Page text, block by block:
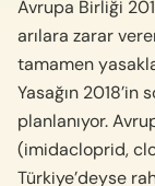
Avrupa Birliği
arılara zarar
tamamen
Yasağın
planlanıyor.
(imidacloprid,
Türkiye’deyse